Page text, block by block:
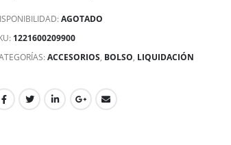
AGOTADO
1221600209900
ACCESORIOS, BOLSO, LIQUIDACIÓN